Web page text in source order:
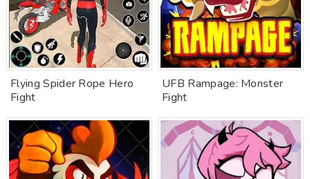
Flying Spider Rope Hero
Fight
UFB Rampage: Monster
Fight